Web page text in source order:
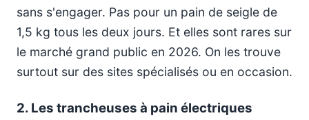
sans s'engager. Pas pour un pain de seigle de
1,5 kg tous les deux jours. Et elles sont rares sur
le marché grand public en 2026. On les trouve
surtout sur des sites spécialisés ou en occasion.
2. Les trancheuses à pain électriques